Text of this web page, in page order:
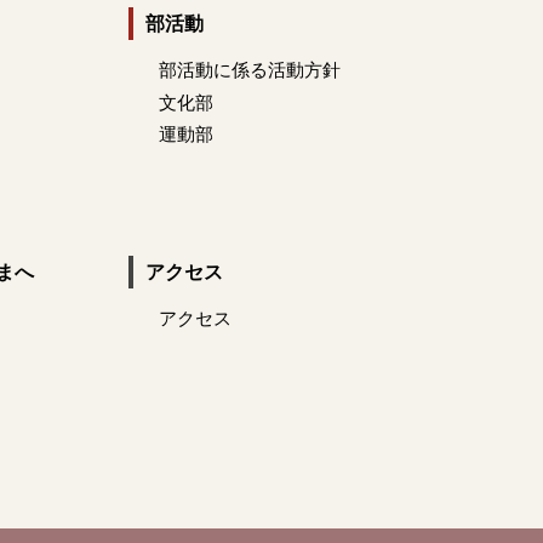
部活動
部活動に係る活動方針
文化部
運動部
へ アクセス
アクセス